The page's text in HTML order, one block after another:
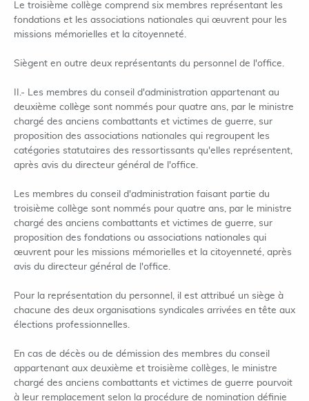
Le troisième collège comprend six membres représentant les
fondations et les associations nationales qui œuvrent pour les
missions mémorielles et la citoyenneté.
Siègent en outre deux représentants du personnel de l'office.
II.- Les membres du conseil d'administration appartenant au
deuxième collège sont nommés pour quatre ans, par le ministre
chargé des anciens combattants et victimes de guerre, sur
proposition des associations nationales qui regroupent les
catégories statutaires des ressortissants qu'elles représentent,
après avis du directeur général de l'office.
Les membres du conseil d'administration faisant partie du
troisième collège sont nommés pour quatre ans, par le ministre
chargé des anciens combattants et victimes de guerre, sur
proposition des fondations ou associations nationales qui
œuvrent pour les missions mémorielles et la citoyenneté, après
avis du directeur général de l'office.
Pour la représentation du personnel, il est attribué un siège à
chacune des deux organisations syndicales arrivées en tête aux
élections professionnelles.
En cas de décès ou de démission des membres du conseil
appartenant aux deuxième et troisième collèges, le ministre
chargé des anciens combattants et victimes de guerre pourvoit
à leur remplacement selon la procédure de nomination définie